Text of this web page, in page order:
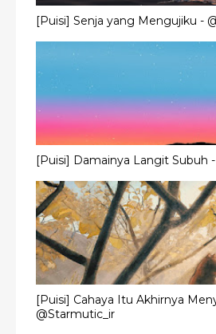
[Puisi] Senja yang Mengujiku -
[Puisi] Damainya Langit Subuh
[Puisi] Cahaya Itu Akhirnya
@Starmutic_ir